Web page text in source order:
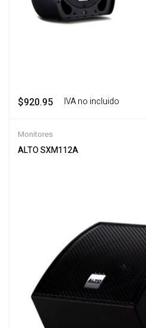
$920.95 ‎ ‎ ‎ IVA no incluido
Monitores
ALTO SXM112A